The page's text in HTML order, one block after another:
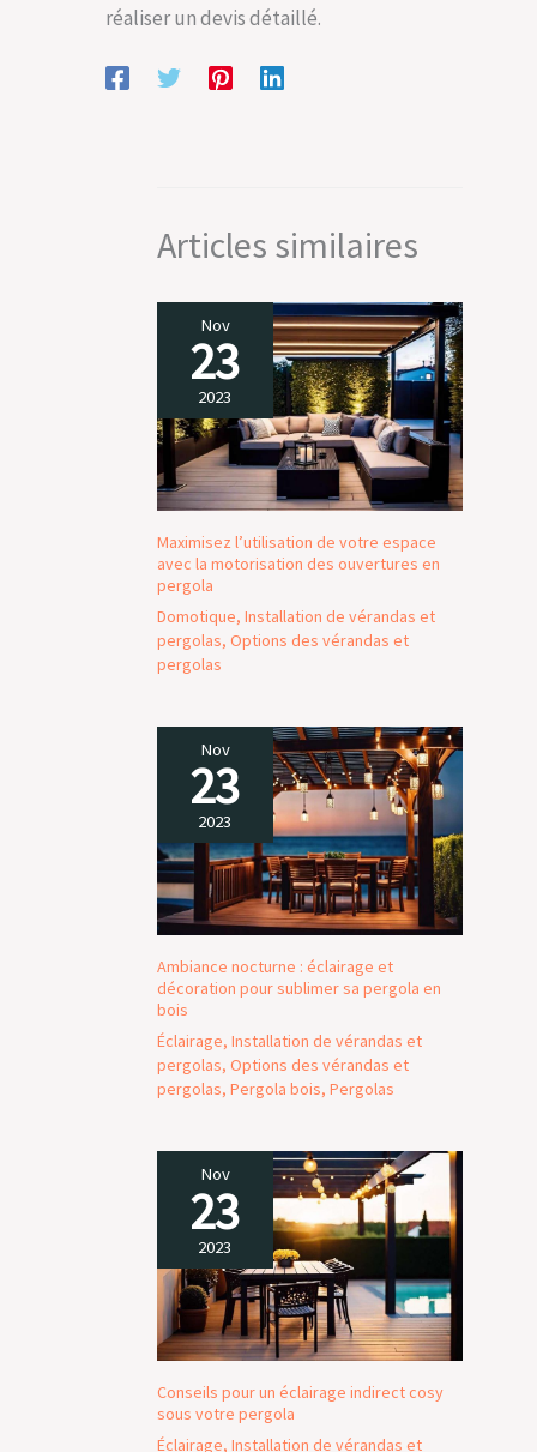
réaliser un devis détaillé.
Articles similaires
Nov
23
2023
Maximisez l’utilisation de votre espace
avec la motorisation des ouvertures en
pergola
Domotique, Installation de vérandas et
pergolas, Options des vérandas et
pergolas
Nov
23
2023
Ambiance nocturne : éclairage et
décoration pour sublimer sa pergola en
bois
Éclairage, Installation de vérandas et
pergolas, Options des vérandas et
pergolas, Pergola bois, Pergolas
Nov
23
2023
Conseils pour un éclairage indirect cosy
sous votre pergola
Éclairage, Installation de vérandas et